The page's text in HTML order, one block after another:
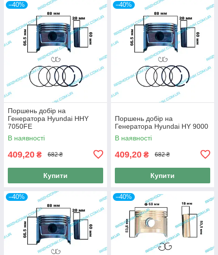
–40%
Поршень добір на
Генератора Hyundai HHY
7050FE
В наявності
409,20 ₴ 682 ₴
Купити
–40%
Поршень добір на
Генератора Hyundai HY 9000
В наявності
409,20 ₴ 682 ₴
Купити
–40% –40%